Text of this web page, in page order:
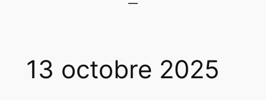
13 octobre 2025